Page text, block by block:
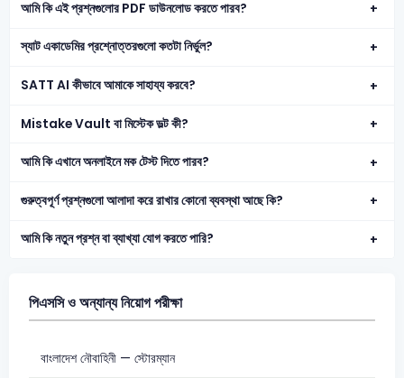
আমি কি এই প্রশ্নগুলোর PDF ডাউনলোড করতে পারব?
স্যাট একাডেমির প্রশ্নোত্তরগুলো কতটা নির্ভুল?
SATT AI কীভাবে আমাকে সাহায্য করবে?
Mistake Vault বা মিস্টেক ভল্ট কী?
আমি কি এখানে অনলাইনে মক টেস্ট দিতে পারব?
গুরুত্বপূর্ণ প্রশ্নগুলো আলাদা করে রাখার কোনো ব্যবস্থা আছে কি?
আমি কি নতুন প্রশ্ন বা ব্যাখ্যা যোগ করতে পারি?
পিএসসি ও অন্যান্য নিয়োগ পরীক্ষা
বাংলাদেশ নৌবাহিনী — স্টোরম্যান